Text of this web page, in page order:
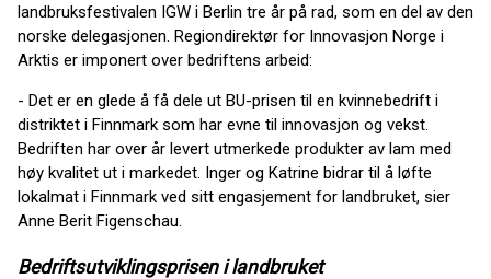
landbruksfestivalen IGW i Berlin tre år på rad, som en del av den
norske delegasjonen. Regiondirektør for Innovasjon Norge i
Arktis er imponert over bedriftens arbeid:
- Det er en glede å få dele ut BU-prisen til en kvinnebedrift i
distriktet i Finnmark som har evne til innovasjon og vekst.
Bedriften har over år levert utmerkede produkter av lam med
høy kvalitet ut i markedet. Inger og Katrine bidrar til å løfte
lokalmat i Finnmark ved sitt engasjement for landbruket, sier
Anne Berit Figenschau.
Bedriftsutviklingsprisen i landbruket